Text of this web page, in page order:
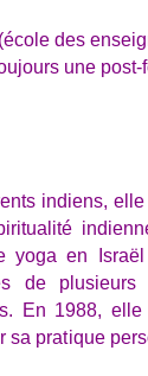
des
une
indiens,
yoga en
de plusieurs
En 1988,
sa pratique